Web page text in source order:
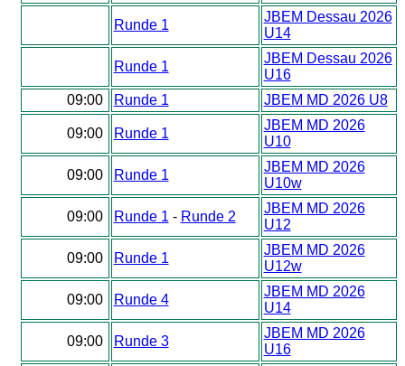
Runde 1
JBEM Dessau 2026
U14
Runde 1
JBEM Dessau 2026
U16
09:00
Runde 1 JBEM MD 2026 U8
09:00 Runde 1
JBEM MD 2026
U10
09:00 Runde 1
JBEM MD 2026
U10w
09:00 Runde 1 - Runde 2
JBEM MD 2026
U12
09:00 Runde 1
JBEM MD 2026
U12w
09:00 Runde 4
JBEM MD 2026
U14
09:00 Runde 3
JBEM MD 2026
U16